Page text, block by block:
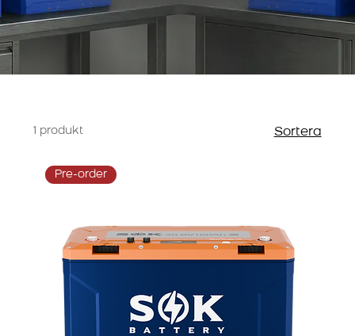
1 produkt Sortera
Pre-order